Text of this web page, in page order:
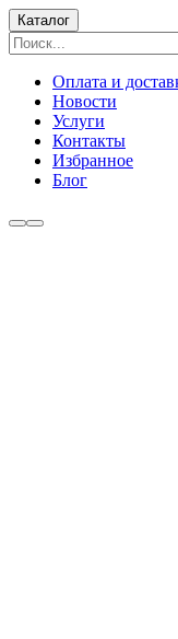
Каталог
Оплата и
Новости
Услуги
Контакты
Избранное
Блог